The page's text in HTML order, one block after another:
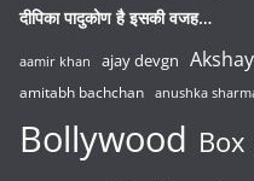
दीपिका पादुकोण है इसकी वजह…
aamir khan ajay devgn
amitabh bachchan anushka
Bollywood